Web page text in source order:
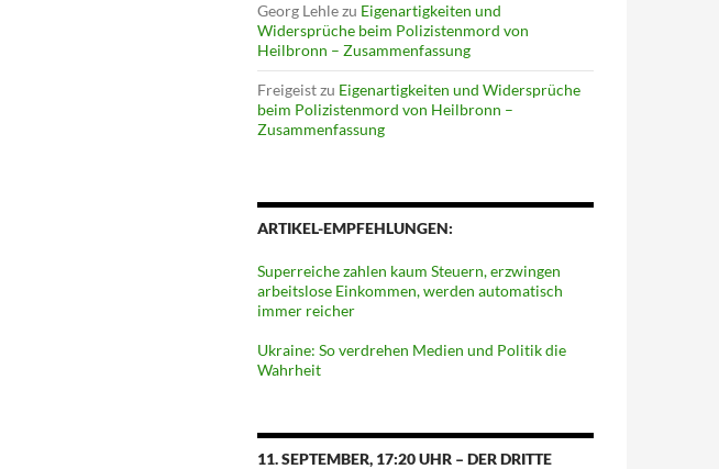
Georg Lehlezu Eigenartigkeiten und
Widersprüche beim Polizistenmord von
Heilbronn – Zusammenfassung
Freigeistzu Eigenartigkeiten und Widersprüche
beim Polizistenmord von Heilbronn –
Zusammenfassung
ARTIKEL-EMPFEHLUNGEN:
Superreiche zahlen kaum Steuern, erzwingen
arbeitslose Einkommen, werden automatisch
immer reicher
Ukraine: So verdrehen Medien und Politik die
Wahrheit
11. SEPTEMBER, 17:20 UHR – DER DRITTE